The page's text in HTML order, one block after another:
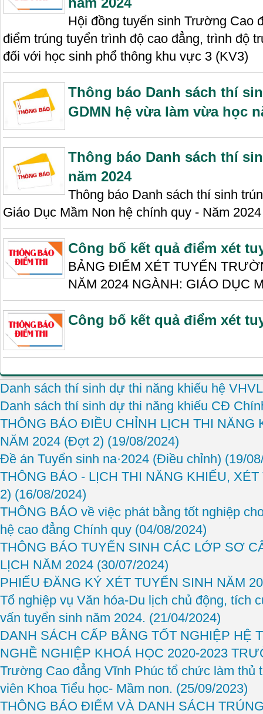
Hội đồng tuyển sinh Trường Cao
điểm trúng tuyển trình độ cao đẳng, trình độ
đối với học sinh phổ thông khu vực 3 (KV3)
Thông báo Danh sách thí
GDMN hệ vừa làm vừa học
Thông báo Danh sách thí
năm 2024
Thông báo Danh sách thí sinh
Giáo Dục Mầm Non hệ chính quy - Năm 2024
Công bố kết quả điểm xét
BẢNG ĐIỂM XÉT TUYỂN
NĂM 2024 NGÀNH: GIÁO DỤC
Công bố kết quả điểm xét
Danh sách thí sinh dự thi năng khiếu hệ
Danh sách thí sinh dự thi năng khiếu CĐ
THÔNG BÁO ĐIỀU CHỈNH LỊCH THI NĂNG
NĂM 2024 (Đợt 2) (19/08/2024)
Đề án Tuyển sinh na·2024 (Điều chỉnh) (19/
THÔNG BÁO - LỊCH THI NĂNG KHIẾU,
2) (16/08/2024)
THÔNG BÁO về việc phát bằng tốt nghiệp
hệ cao đẳng Chính quy (04/08/2024)
THÔNG BÁO TUYỂN SINH CÁC LỚP SƠ
LỊCH NĂM 2024 (30/07/2024)
PHIẾU ĐĂNG KÝ XÉT TUYỂN SINH NĂM
Tổ nghiệp vụ Văn hóa-Du lịch chủ động, tích
vấn tuyển sinh năm 2024. (21/04/2024)
DANH SÁCH CẤP BẰNG TỐT NGHIỆP HỆ
NGHỀ NGHIỆP KHOÁ HỌC 2020-2023
Trường Cao đẳng Vĩnh Phúc tổ chức làm thủ
viên Khoa Tiểu học- Mầm non. (25/09/2023)
THÔNG BÁO ĐIỂM VÀ DANH SÁCH